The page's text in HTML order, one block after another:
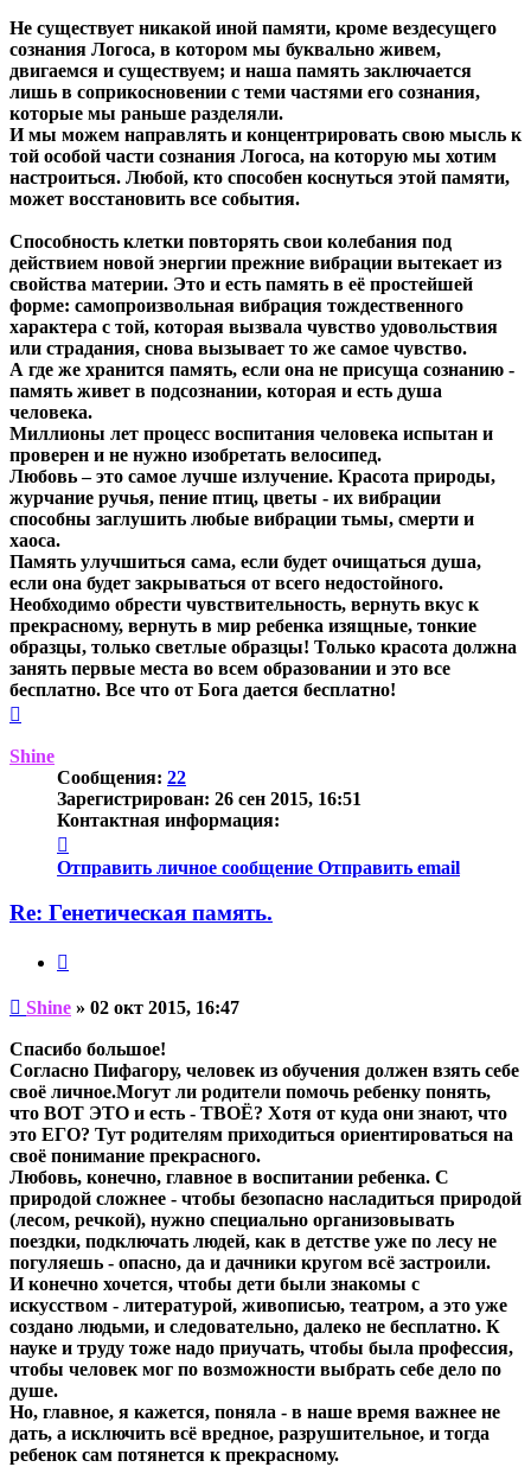
Не существует никакой иной памяти, кроме вездесущего
сознания Логоса, в котором мы буквально живем,
двигаемся и существуем; и наша память заключается
лишь в соприкосновении с теми частями его сознания,
которые мы раньше разделяли.
И мы можем направлять и концентрировать свою мысль к
той особой части сознания Логоса, на которую мы хотим
настроиться. Любой, кто способен коснуться этой памяти,
может восстановить все события.
Способность клетки повторять свои колебания под
действием новой энергии прежние вибрации вытекает из
свойства материи. Это и есть память в её простейшей
форме: самопроизвольная вибрация тождественного
характера с той, которая вызвала чувство удовольствия
или страдания, снова вызывает то же самое чувство.
А где же хранится память, если она не присуща сознанию -
память живет в подсознании, которая и есть душа
человека.
Миллионы лет процесс воспитания человека испытан и
проверен и не нужно изобретать велосипед.
Любовь – это самое лучше излучение. Красота природы,
журчание ручья, пение птиц, цветы - их вибрации
способны заглушить любые вибрации тьмы, смерти и
хаоса.
Память улучшиться сама, если будет очищаться душа,
если она будет закрываться от всего недостойного.
Необходимо обрести чувствительность, вернуть вкус к
прекрасному, вернуть в мир ребенка изящные, тонкие
образцы, только светлые образцы! Только красота должна
занять первые места во всем образовании и это все
бесплатно. Все что от Бога дается бесплатно!
началу
Shine
Сообщения: 22
Зарегистрирован: 26 сен 2015, 16:51
Контактная информация:
информация
пользователя
Отправить личное сообщение Отправить email
Re: Генетическая память.
Непрочитанное
Shine » 02 окт 2015, 16:47
Спасибо большое!
Согласно Пифагору, человек из обучения должен взять себе
своё личное.Могут ли родители помочь ребенку понять,
что ВОТ ЭТО и есть - ТВОЁ? Хотя от куда они знают, что
это ЕГО? Тут родителям приходиться ориентироваться на
своё понимание прекрасного.
Любовь, конечно, главное в воспитании ребенка. С
природой сложнее - чтобы безопасно насладиться природой
(лесом, речкой), нужно специально организовывать
поездки, подключать людей, как в детстве уже по лесу не
погуляешь - опасно, да и дачники кругом всё застроили.
И конечно хочется, чтобы дети были знакомы с
искусством - литературой, живописью, театром, а это уже
создано людьми, и следовательно, далеко не бесплатно. К
науке и труду тоже надо приучать, чтобы была профессия,
чтобы человек мог по возможности выбрать себе дело по
душе.
Но, главное, я кажется, поняла - в наше время важнее не
дать, а исключить всё вредное, разрушительное, и тогда
ребенок сам потянется к прекрасному.